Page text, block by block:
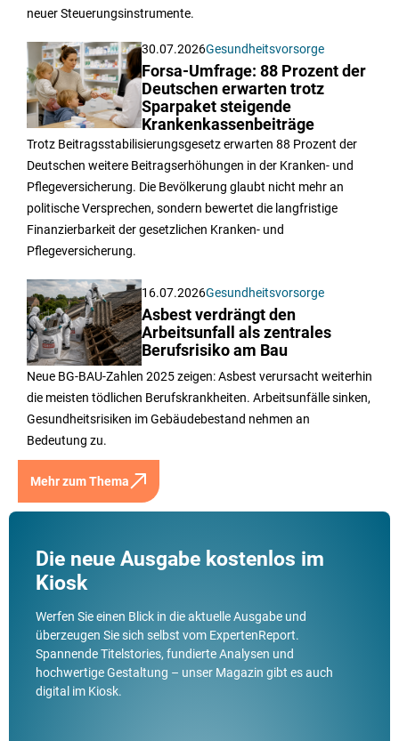
neuer Steuerungsinstrumente.
30.07.2026Gesundheitsvorsorge
Forsa-Umfrage: 88 Prozent der
Deutschen erwarten trotz
Sparpaket steigende
Krankenkassenbeiträge
Trotz Beitragsstabilisierungsgesetz erwarten 88 Prozent der
Deutschen weitere Beitragserhöhungen in der Kranken- und
Pflegeversicherung. Die Bevölkerung glaubt nicht mehr an
politische Versprechen, sondern bewertet die langfristige
Finanzierbarkeit der gesetzlichen Kranken- und
Pflegeversicherung.
16.07.2026Gesundheitsvorsorge
Asbest verdrängt den
Arbeitsunfall als zentrales
Berufsrisiko am Bau
Neue BG-BAU-Zahlen 2025 zeigen: Asbest verursacht weiterhin
die meisten tödlichen Berufskrankheiten. Arbeitsunfälle sinken,
Gesundheitsrisiken im Gebäudebestand nehmen an
Bedeutung zu.
Mehr zum Thema
Die neue Ausgabe kostenlos im
Kiosk
Werfen Sie einen Blick in die aktuelle Ausgabe und
überzeugen Sie sich selbst vom ExpertenReport.
Spannende Titelstories, fundierte Analysen und
hochwertige Gestaltung – unser Magazin gibt es auch
digital im Kiosk.